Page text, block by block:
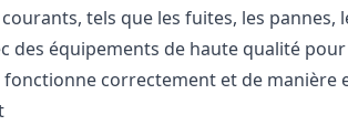
tels que les fuites, les pannes,
des équipements de haute qualité
correctement et de manière